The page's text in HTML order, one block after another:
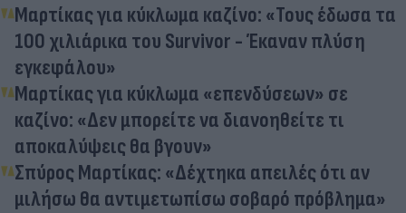
Μαρτίκας για κύκλωμα καζίνο: «Τους έδωσα τα
100 χιλιάρικα του Survivor - Έκαναν πλύση
εγκεφάλου»
Μαρτίκας για κύκλωμα «επενδύσεων» σε
καζίνο: «Δεν μπορείτε να διανοηθείτε τι
αποκαλύψεις θα βγουν»
Σπύρος Μαρτίκας: «Δέχτηκα απειλές ότι αν
μιλήσω θα αντιμετωπίσω σοβαρό πρόβλημα»